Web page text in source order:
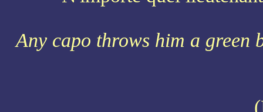
Any capo throws him a green